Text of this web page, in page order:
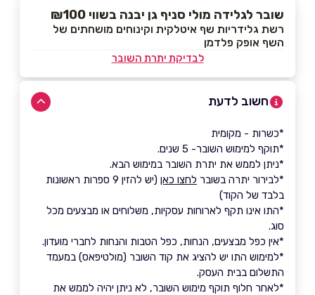
שובר לגלידה מולי סניף גן יבנה בשווי ₪100
רשת גלידריות שף איטלקית וקינוחים מושחתים של
השף אופק פלדמן
לבדיקת יתרת השובר
חשוב לדעת
*כשרות - מקומית
*תוקף למימוש השובר- 5 שנים.
*ניתן לממש את יתרת השובר במימוש הבא.
*לבירור יתרה בשובר לחצו כאן
(יש להזין 9 ספרות ראשונות
בלבד של הקוד)
*התו אינו תקף לארוחות עסקיות, משלוחים או מבצעים מכל
סוג.
*אין כפל מבצעים, הנחות, כפל הטבות והנחות לחברי מועדון.
*למימוש התו יש להציג את קוד השובר (מולטיפאס) במעמד
התשלום בבית העסק.
*לאחר חלוף תוקף מימוש השובר, לא ניתן יהיה לממש את